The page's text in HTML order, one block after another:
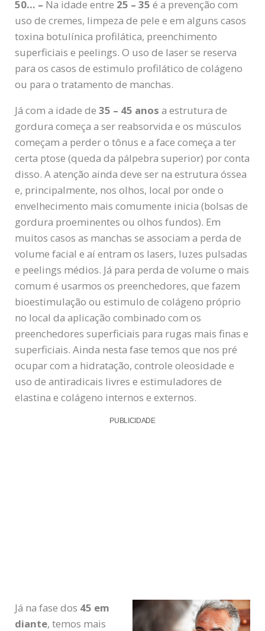
50… – Na idade entre 25 – 35 é a prevenção com
uso de cremes, limpeza de pele e em alguns casos
toxina botulínica profilática, preenchimento
superficiais e peelings. O uso de laser se reserva
para os casos de estimulo profilático de colágeno
ou para o tratamento de manchas.
Já com a idade de 35 – 45 anos a estrutura de
gordura começa a ser reabsorvida e os músculos
começam a perder o tônus e a face começa a ter
certa ptose (queda da pálpebra superior) por conta
disso. A atenção ainda deve ser na estrutura óssea
e, principalmente, nos olhos, local por onde o
envelhecimento mais comumente inicia (bolsas de
gordura proeminentes ou olhos fundos). Em
muitos casos as manchas se associam a perda de
volume facial e aí entram os lasers, luzes pulsadas
e peelings médios. Já para perda de volume o mais
comum é usarmos os preenchedores, que fazem
bioestimulação ou estimulo de colágeno próprio
no local da aplicação combinado com os
preenchedores superficiais para rugas mais finas e
superficiais. Ainda nesta fase temos que nos pré
ocupar com a hidratação, controle oleosidade e
uso de antiradicais livres e estimuladores de
elastina e colágeno internos e externos.
PUBLICIDADE
Já na fase dos 45 em
diante, temos mais